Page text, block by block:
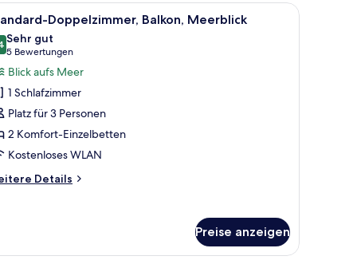
einem Schreibtisch, einem Flachbildfernseher, einem Sessel und einem
Ein Hotelzimmer mit zwei Betten, einem
5 Doppelzimmer, Balkon, Meerblick
von 10
Sehr gut
5 Bewertungen
(5
Bewertungen)
Blick aufs Meer
1 Schlafzimmer
Platz für 3 Personen
2 Komfort-Einzelbetten
Kostenloses WLAN
Details
Preise anzeigen